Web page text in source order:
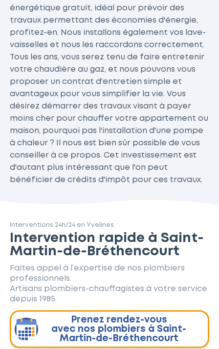
énergétique gratuit, idéal pour prévoir des
travaux permettant des économies d'énergie,
profitez-en. Nous installons également vos lave-
vaisselles et nous les raccordons correctement.
Tous les ans, vous serez tenu de faire entretenir
votre chaudière au gaz, et nous pouvons vous
proposer un contrat d'entretien simple et
avantageux pour vous simplifier la vie. Vous
désirez démarrer des travaux visant à payer
moins cher pour chauffer votre appartement ou
maison, pourquoi pas l'installation d'une pompe
à chaleur ? Il nous est bien sûr possible de vous
conseiller à ce propos. Cet investissement est
d'autant plus intéressant que l'on peut
bénéficier de crédits d'impôt pour ces travaux.
Interventions 24h/24 en Yvelines
Intervention rapide à Saint-
Martin-de-Bréthencourt
Faites appel à l’expertise de nos plombiers
professionnels.
Artisans plombiers-chauffagistes à votre service
depuis 1985.
Prenez rendez-vous
avec nos plombiers à Saint-
Martin-de-Bréthencourt